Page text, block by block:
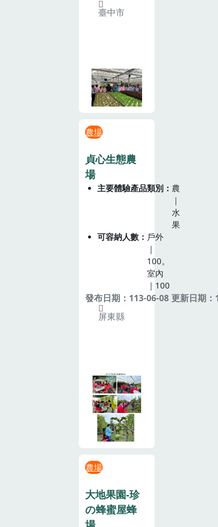
臺中市
農場
貞心生態農
場
主要體驗產品類別
農
｜
水
果
可容納人數
戶外
｜
100。
室內
｜100
發布日期：113-06-08 更新日期
屏東縣
農場
大地果園-珍
の蜂蜜屋蜂